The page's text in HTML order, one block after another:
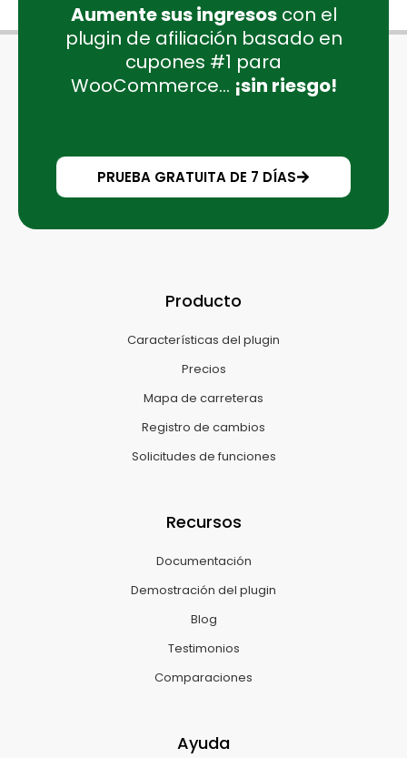
Aumente sus ingresoscon el
plugin de afiliación basado en
cupones #1 para
WooCommerce... ¡sin riesgo!
PRUEBA GRATUITA DE 7 DÍAS
Producto
Características del plugin
Precios
Mapa de carreteras
Registro de cambios
Solicitudes de funciones
Recursos
Documentación
Demostración del plugin
Blog
Testimonios
Comparaciones
Ayuda